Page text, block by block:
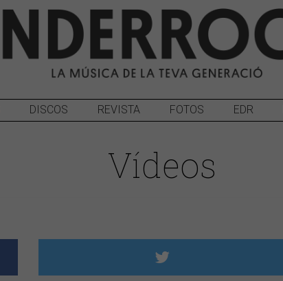
DISCOS REVISTA FOTOS EDR
Vídeos